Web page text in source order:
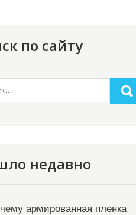
по сайту
недавно
армированная пленка